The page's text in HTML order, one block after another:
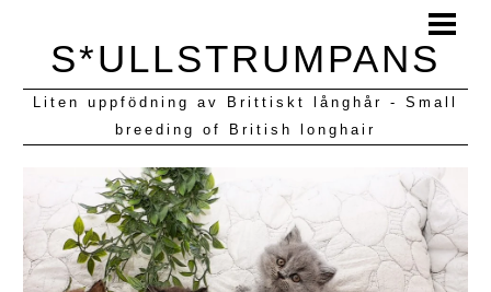
BLOGG
KULLAR VI HAFT
S*ULLSTRUMPANS
Liten uppfödning av Brittiskt långhår - Small
breeding of British longhair